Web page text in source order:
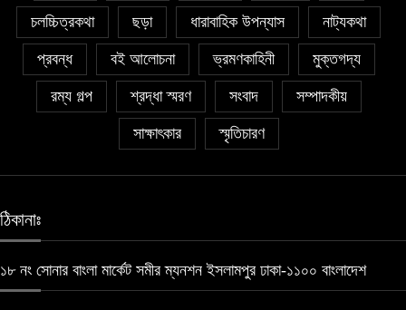
চলচ্চিত্রকথা ছড়া ধারাবাহিক উপন্যাস নাট্যকথা
প্রবন্ধ বই আলোচনা ভ্রমণকাহিনী মুক্তগদ্য
রম্য গল্প শ্রদ্ধা স্মরণ সংবাদ সম্পাদকীয়
সাক্ষাৎকার স্মৃতিচারণ
ঠিকানাঃ
১৮ নং সোনার বাংলা মার্কেট সমীর ম্যনশন ইসলামপুর ঢাকা-১১০০ বাংলাদেশ